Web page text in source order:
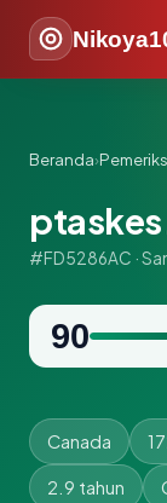
Beranda›
#FD5286AC ·
90
Canada
2.9 tahun